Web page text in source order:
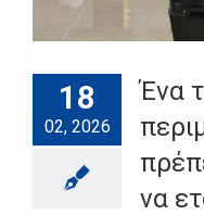
18
02, 2026
Ένα
να